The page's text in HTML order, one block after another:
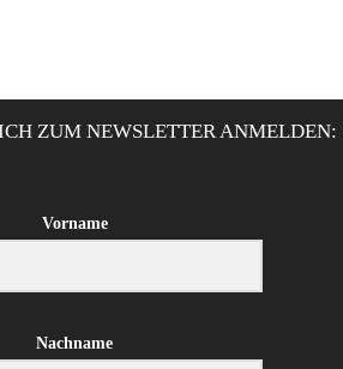
ZUM NEWSLETTER ANMELDEN:
Vorname
Nachname